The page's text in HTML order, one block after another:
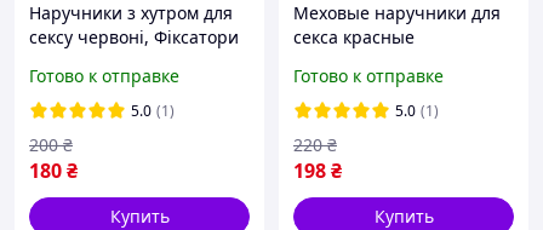
Наручники з хутром для
сексу червоні, Фіксатори
Наручники для ігор
БДСМ, Інтимні іграшки
Готово к отправке
5.0 (1)
180₴
200 ₴
Купить
Меховые наручники для
секса красные
фиксатором
Готово к отправке
5.0 (1)
198₴
220 ₴
Купить